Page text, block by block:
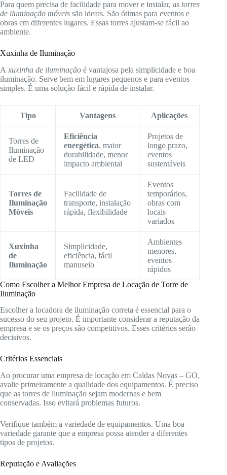
Para quem precisa de facilidade para mover e instalar, as torres
de iluminação móveis são ideais. São ótimas para eventos e
obras em diferentes lugares. Essas torres ajustam-se fácil ao
ambiente.
Xuxinha de Iluminação
A xuxinha de iluminação é vantajosa pela simplicidade e boa
iluminação. Serve bem em lugares pequenos e para eventos
simples. É uma solução fácil e rápida de instalar.
Tipo Vantagens Aplicações
Torres de
Iluminação
de LED
Eficiência
energética, maior
durabilidade, menor
impacto ambiental
Projetos de
longo prazo,
eventos
sustentáveis
Torres de
Iluminação
Móveis
Facilidade de
transporte, instalação
rápida, flexibilidade
Eventos
temporários,
obras com
locais
variados
Xuxinha
de
Iluminação
Simplicidade,
eficiência, fácil
manuseio
Ambientes
menores,
eventos
rápidos
Como Escolher a Melhor Empresa de Locação de Torre de
Iluminação
Escolher a locadora de iluminação correta é essencial para o
sucesso do seu projeto. É importante considerar a reputação da
empresa e se os preços são competitivos. Esses critérios serão
decisivos.
Critérios Essenciais
Ao procurar uma empresa de locação em Caldas Novas – GO,
avalie primeiramente a qualidade dos equipamentos. É preciso
que as torres de iluminação sejam modernas e bem
conservadas. Isso evitará problemas futuros.
Verifique também a variedade de equipamentos. Uma boa
variedade garante que a empresa possa atender a diferentes
tipos de projetos.
Reputação e Avaliações